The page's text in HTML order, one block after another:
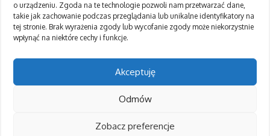
o urządzeniu. Zgoda na te technologie pozwoli nam przetwarzać dane,
takie jak zachowanie podczas przeglądania lub unikalne identyfikatory na
tej stronie. Brak wyrażenia zgody lub wycofanie zgody może niekorzystnie
wpłynąć na niektóre cechy i funkcje.
Akceptuję
Odmów
Zobacz preferencje
Polityka Prywatności
Regulamin